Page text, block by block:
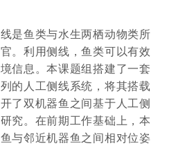
鱼类与水生两栖动物类所
。利用侧线，鱼类可以有效
信息。本课题组搭建了一套
的人工侧线系统，将其搭载
了双机器鱼之间基于人工侧
究。在前期工作基础上，本
与邻近机器鱼之间相对位姿